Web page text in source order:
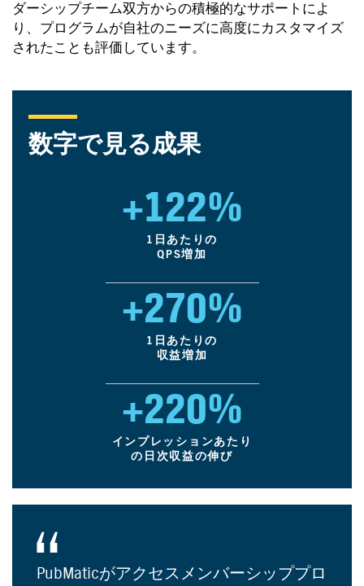
ダーシップチーム双方からの積極的なサポートによ
り、プログラムが自社のニーズに高度にカスタマイズ
されたことも評価しています。
数字で見る成果
+122%
1 日あたりの
QPS増加
+270%
1 日あたりの
収益増加
+220%
インプレッションあたり
の日次収益の伸び
PubMaticがアクセスメンバーシッププロ